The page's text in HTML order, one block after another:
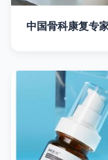
中国骨科康复专